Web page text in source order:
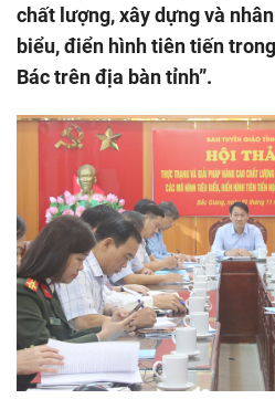
chất lượng, xây dựng và
biểu, điển hình tiên tiến
Bác trên địa bàn tỉnh”.